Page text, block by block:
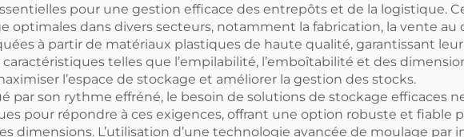
ou à
plat.
rayonnages ou à
plat.
pour une gestion efficace des entrepôts et de la logistique.
optimales dans divers secteurs, notamment la fabrication, la vente
à partir de matériaux plastiques de haute qualité, garantissant
telles que l’empilabilité, l’emboîtabilité et des
l’espace de stockage et améliorer la gestion des stocks.
par son rythme effréné, le besoin de solutions de stockage efficaces
pour répondre à ces exigences, offrant une option robuste et fiable
dimensions. L’utilisation d’une technologie avancée de moulage par